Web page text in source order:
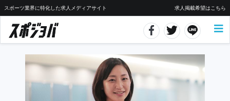
スポーツ業界に特化した求人メディアサイト 求人掲載希望はこちら